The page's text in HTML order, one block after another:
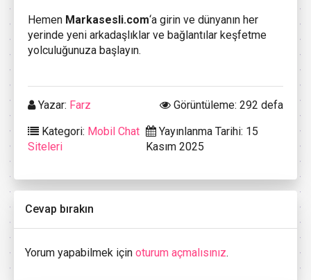
Hemen Markasesli.com‘a girin ve dünyanın her
yerinde yeni arkadaşlıklar ve bağlantılar keşfetme
yolculuğunuza başlayın.
Yazar: Farz
Görüntüleme: 292 defa
Kategori: Mobil Chat
Siteleri
Yayınlanma Tarihi: 15
Kasım 2025
Cevap bırakın
Yorum yapabilmek için oturum açmalısınız.